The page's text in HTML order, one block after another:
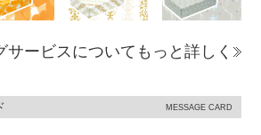
サービスについてもっと詳しく
MESSAGE CARD